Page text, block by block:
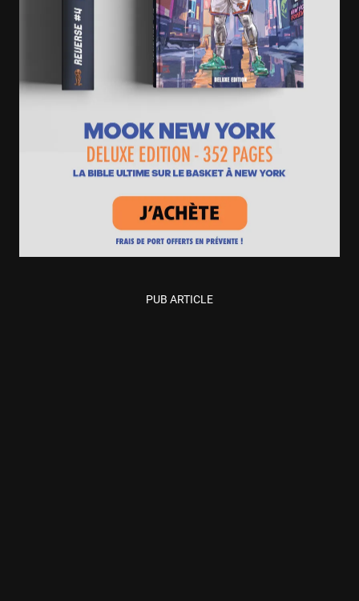
PUB ARTICLE